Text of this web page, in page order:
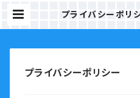
プライバシーポ
プライバシーポリシー